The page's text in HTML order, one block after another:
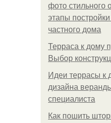
фото стильного
этапы
частного дома
Терраса к дому
Выбор
Идеи террасы к
дизайна
специалиста
Как пошить